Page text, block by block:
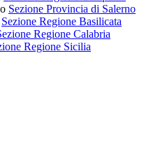
Sezione Provincia di Salerno
Sezione Regione Basilicata
Regione Calabria
Regione Sicilia